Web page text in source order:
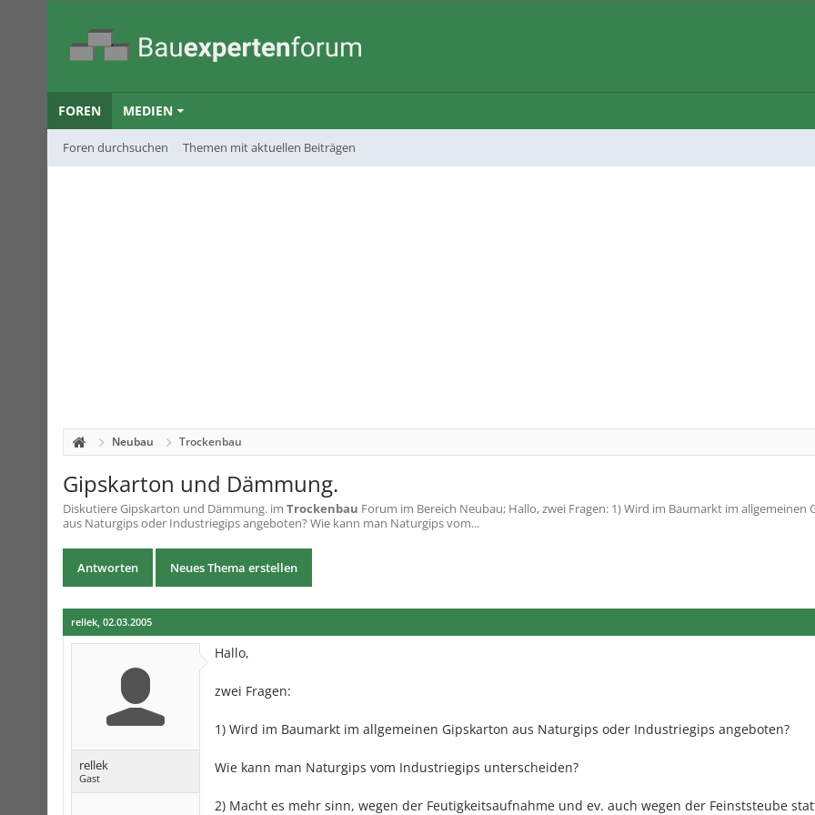
FOREN
Foren durchsuchen Themen mit aktuellen Beiträgen
MEDIEN
Neubau Trockenbau
Gipskarton und Dämmung.
DiskutiereGipskarton und Dämmung. im Trockenbau Forum im Bereich Neubau; Hallo, zwei Fragen: 1) Wird im Baumarkt im allgemeinen
aus Naturgips oder Industriegips angeboten? Wie kann man Naturgips vom...
Antworten Neues Thema erstellen
rellek, 02.03.2005
rellek
Gast
Hallo,
zwei Fragen:
1) Wird im Baumarkt im allgemeinen Gipskarton aus Naturgips oder Industriegips angeboten?
Wie kann man Naturgips vom Industriegips unterscheiden?
2) Macht es mehr sinn, wegen der Feutigkeitsaufnahme und ev. auch wegen der Feinststeube